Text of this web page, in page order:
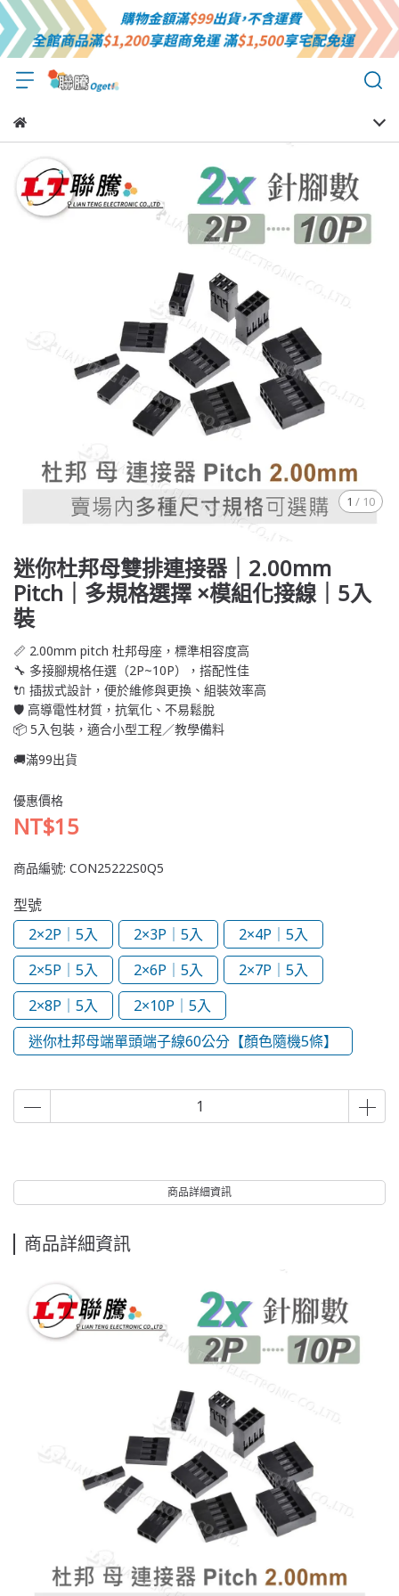
1 / 10
迷你杜邦母雙排連接器｜2.00mm
Pitch｜多規格選擇 ×模組化接線｜5入
裝
📏 2.00mm pitch 杜邦母座，標準相容度高
🔧 多接腳規格任選（2P~10P），搭配性佳
🔌 插拔式設計，便於維修與更換、組裝效率高
🛡️ 高導電性材質，抗氧化、不易鬆脫
📦 5入包裝，適合小型工程／教學備料
🚚滿99出貨
優惠價格
NT$15
商品編號: CON25222S0Q5
型號
2×2P｜5入
2×3P｜5入
2×4P｜5入
2×5P｜5入
2×6P｜5入
2×7P｜5入
2×8P｜5入
2×10P｜5入
迷你杜邦母端單頭端子線60公分【顏色隨機5條】
商品詳細資訊
商品詳細資訊